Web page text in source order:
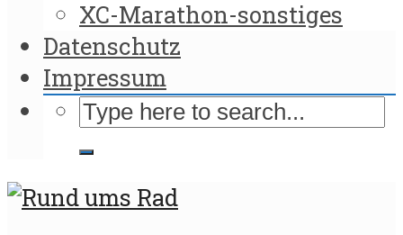
XC-Marathon-sonstiges
Datenschutz
Impressum